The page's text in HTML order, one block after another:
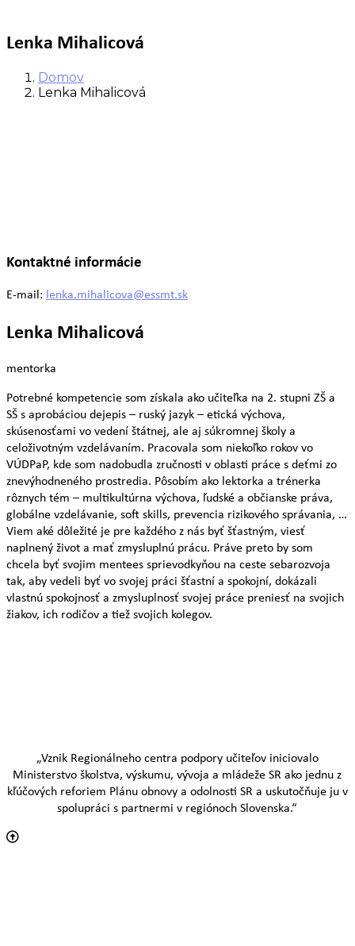
Lenka Mihalicová
Domov
Lenka Mihalicová
Kontaktné informácie
E-mail: lenka.mihalicova@essmt.sk
Lenka Mihalicová
mentorka
Potrebné kompetencie som získala ako učiteľka na 2. stupni ZŠ a
SŠ s aprobáciou dejepis – ruský jazyk – etická výchova,
skúsenosťami vo vedení štátnej, ale aj súkromnej školy a
celoživotným vzdelávaním. Pracovala som niekoľko rokov vo
VÚDPaP, kde som nadobudla zručnosti v oblasti práce s deťmi zo
znevýhodneného prostredia. Pôsobím ako lektorka a trénerka
rôznych tém – multikultúrna výchova, ľudské a občianske práva,
globálne vzdelávanie, soft skills, prevencia rizikového správania, …
Viem aké dôležité je pre každého z nás byť šťastným, viesť
naplnený život a mať zmysluplnú prácu. Práve preto by som
chcela byť svojim mentees sprievodkyňou na ceste sebarozvoja
tak, aby vedeli byť vo svojej práci šťastní a spokojní, dokázali
vlastnú spokojnosť a zmysluplnosť svojej práce preniesť na svojich
žiakov, ich rodičov a tiež svojich kolegov.
„Vznik Regionálneho centra podpory učiteľov iniciovalo
Ministerstvo školstva, výskumu, vývoja a mládeže SR ako jednu z
kľúčových reforiem Plánu obnovy a odolnosti SR a uskutočňuje ju v
spolupráci s partnermi v regiónoch Slovenska.“